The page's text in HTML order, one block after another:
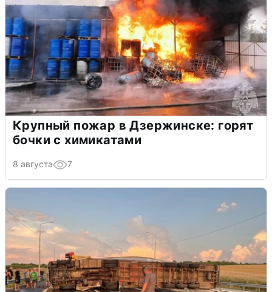
Крупный пожар в Дзержинске: горят
бочки с химикатами
8 августа 7